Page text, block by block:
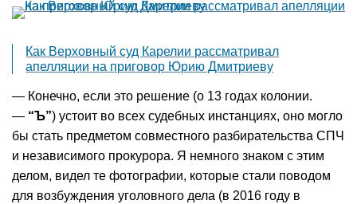
Как Верховный суд Карелии рассматривал
апелляции на приговор Юрию Дмитриеву
— Конечно, если это решение (о 13 годах колонии.
— “Ъ”) устоит во всех судебных инстанциях, оно могло
бы стать предметом совместного разбирательства СПЧ
и независимого прокурора. Я немного знаком с этим
делом, видел те фотографии, которые стали поводом
для возбуждения уголовного дела (в 2016 году в